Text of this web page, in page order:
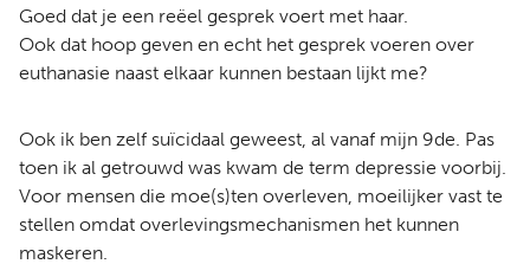
Goed dat je een reëel gesprek voert met haar.
Ook dat hoop geven en echt het gesprek voeren over
euthanasie naast elkaar kunnen bestaan lijkt me?
Ook ik ben zelf suïcidaal geweest, al vanaf mijn 9de. Pas
toen ik al getrouwd was kwam de term depressie voorbij.
Voor mensen die moe(s)ten overleven, moeilijker vast te
stellen omdat overlevingsmechanismen het kunnen
maskeren.